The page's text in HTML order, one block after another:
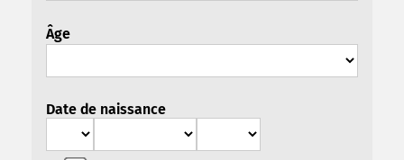
Âge
Date de naissance